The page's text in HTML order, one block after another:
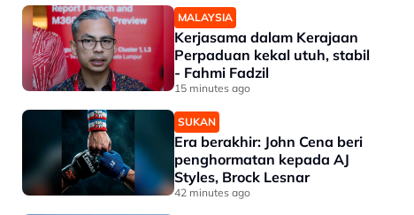
MALAYSIA
Kerjasama dalam Kerajaan
Perpaduan kekal utuh, stabil
- Fahmi Fadzil
15 minutes ago
SUKAN
Era berakhir: John Cena beri
penghormatan kepada AJ
Styles, Brock Lesnar
42 minutes ago